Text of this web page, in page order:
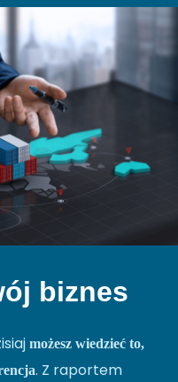
biznes
możesz wiedzieć to,
. Z raportem